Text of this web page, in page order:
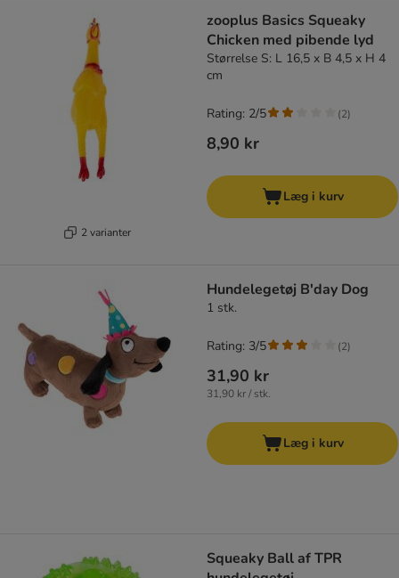
2 varianter
zooplus Basics Squeaky
Chicken med pibende lyd
Størrelse S: L 16,5 x B 4,5 x H 4
cm
8,90 kr
Rating: 2/5 (2)
Læg i kurv
Hundelegetøj B'day Dog
1 stk.
31,90 kr
31,90 kr / stk.
Rating: 3/5 (2)
Læg i kurv
Squeaky Ball af TPR